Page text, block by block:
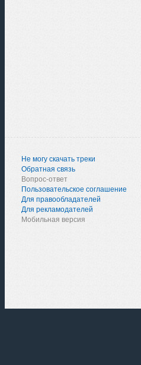
Не могу скачать треки
Обратная связь
Вопрос-ответ
Пользовательское соглашение
Для правообладателей
Для рекламодателей
Мобильная версия